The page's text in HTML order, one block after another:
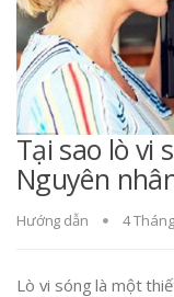
Tại sao lò vi
Nguyên
Hướng dẫn 4
Lò vi sóng là một